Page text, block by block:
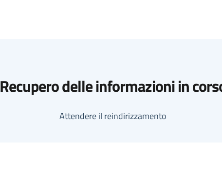
Recupero delle informazioni in
Attendere il reindirizzamento